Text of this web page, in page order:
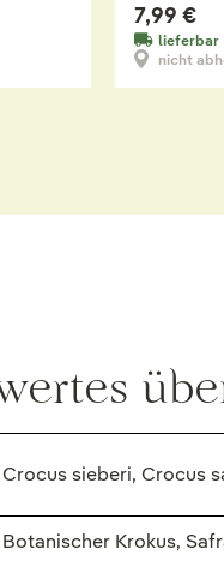
7,99 €
lieferbar
nicht
Crocus sieberi, Crocus
Botanischer Krokus,